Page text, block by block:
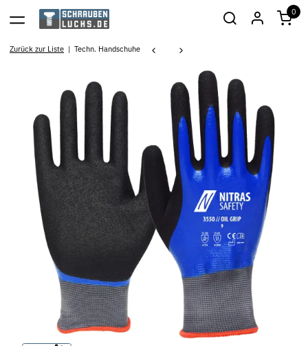
0
Zurück zur Liste Techn. Handschuhe